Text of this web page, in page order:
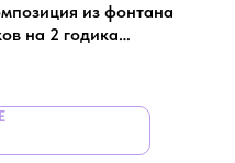
из фонтана
на 2 годика